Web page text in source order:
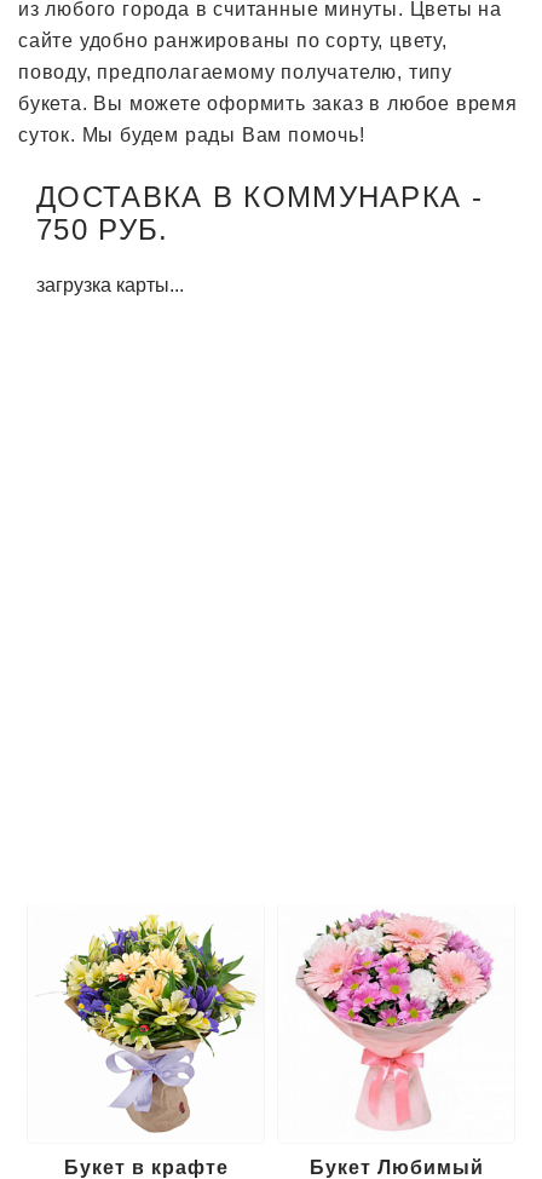
из любого города в считанные минуты. Цветы на
сайте удобно ранжированы по сорту, цвету,
поводу, предполагаемому получателю, типу
букета. Вы можете оформить заказ в любое время
суток. Мы будем рады Вам помочь!
ДОСТАВКА В КОММУНАРКА -
750 РУБ.
загрузка карты...
Букет в крафте
Букет Любимый